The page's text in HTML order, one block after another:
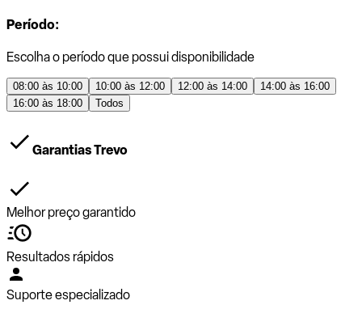
Período:
Escolha o período que possui disponibilidade
08:00 às 10:00 10:00 às 12:00 12:00 às 14:00
14:00 às 16:00
16:00 às 18:00
Todos
Garantias Trevo
Melhor preço garantido
Resultados rápidos
Suporte especializado